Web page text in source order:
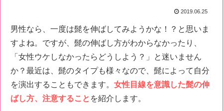
2019.06.25
男性なら、一度は髭を伸ばしてみようかな！？と思いま
すよね。ですが、髭の伸ばし方がわからなかったり、
「女性ウケしなかったらどうしよう？」と迷いません
か？最近は、髭のタイプも様々なので、髭によって自分
を演出することもできます。 女性目線を意識した髭の伸
ばし方、注意すること を紹介します。